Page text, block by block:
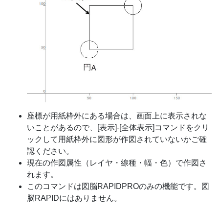
座標が用紙枠外にある場合は、画面上に表示されな
いことがあるので、[表示]-[全体表示]コマンドをクリ
ックして用紙枠外に図形が作図されていないかご確
認ください。
現在の作図属性（レイヤ・線種・幅・色）で作図さ
れます。
このコマンドは図脳RAPIDPROのみの機能です。図
脳RAPIDにはありません。